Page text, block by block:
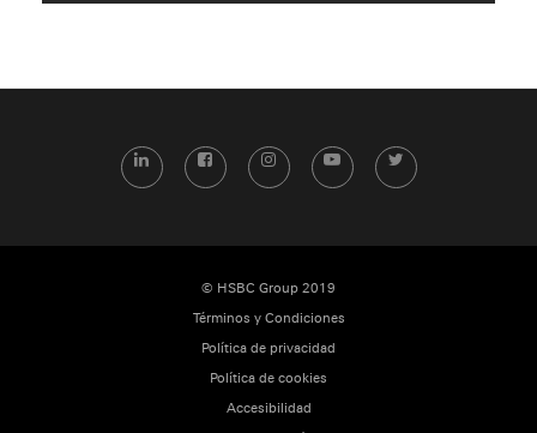
LinkedIn FacebookInstagramYouTube Twitter
© HSBC Group 2019
Términos y Condiciones
Política de privacidad
Política de cookies
Accesibilidad